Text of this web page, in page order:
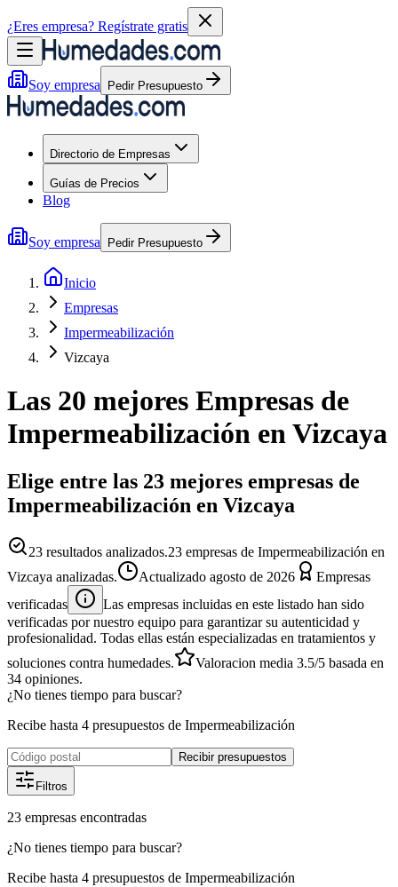
¿Eres empresa? Regístrate gratis
Soy empresa Pedir Presupuesto
Directorio de Empresas
Guías de Precios
Blog
Soy empresa Pedir Presupuesto
Inicio
Empresas
Impermeabilización
Vizcaya
Las 20 mejores Empresas de
Impermeabilización enVizcaya
Elige entre las 23 mejores empresas de
Impermeabilización en Vizcaya
23 resultados analizados.23 empresas de Impermeabilización en
Vizcaya analizadas.
Actualizado agosto de 2026
Empresas
verificadas
Las empresas incluidas en este listado han sido
verificadas por nuestro equipo para garantizar su autenticidad y
profesionalidad. Todas ellas están especializadas en tratamientos y
soluciones contra humedades.
Valoracion media 3.5/5 basada en
34 opiniones.
¿No tienes tiempo para buscar?
Recibe hasta 4 presupuestos de Impermeabilización
Recibir presupuestos
Filtros
23 empresas encontradas
¿No tienes tiempo para buscar?
Recibe hasta 4 presupuestos de Impermeabilización